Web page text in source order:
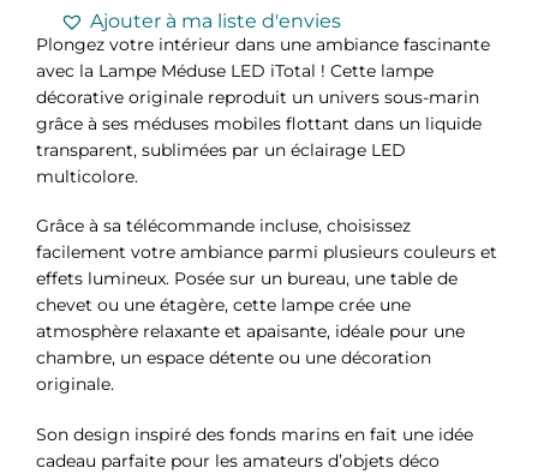
Ajouter à ma liste d'envies
Plongez votre intérieur dans une ambiance fascinante
avec la Lampe Méduse LED iTotal ! Cette lampe
décorative originale reproduit un univers sous-marin
grâce à ses méduses mobiles flottant dans un liquide
transparent, sublimées par un éclairage LED
multicolore.
Grâce à sa télécommande incluse, choisissez
facilement votre ambiance parmi plusieurs couleurs et
effets lumineux. Posée sur un bureau, une table de
chevet ou une étagère, cette lampe crée une
atmosphère relaxante et apaisante, idéale pour une
chambre, un espace détente ou une décoration
originale.
Son design inspiré des fonds marins en fait une idée
cadeau parfaite pour les amateurs d’objets déco